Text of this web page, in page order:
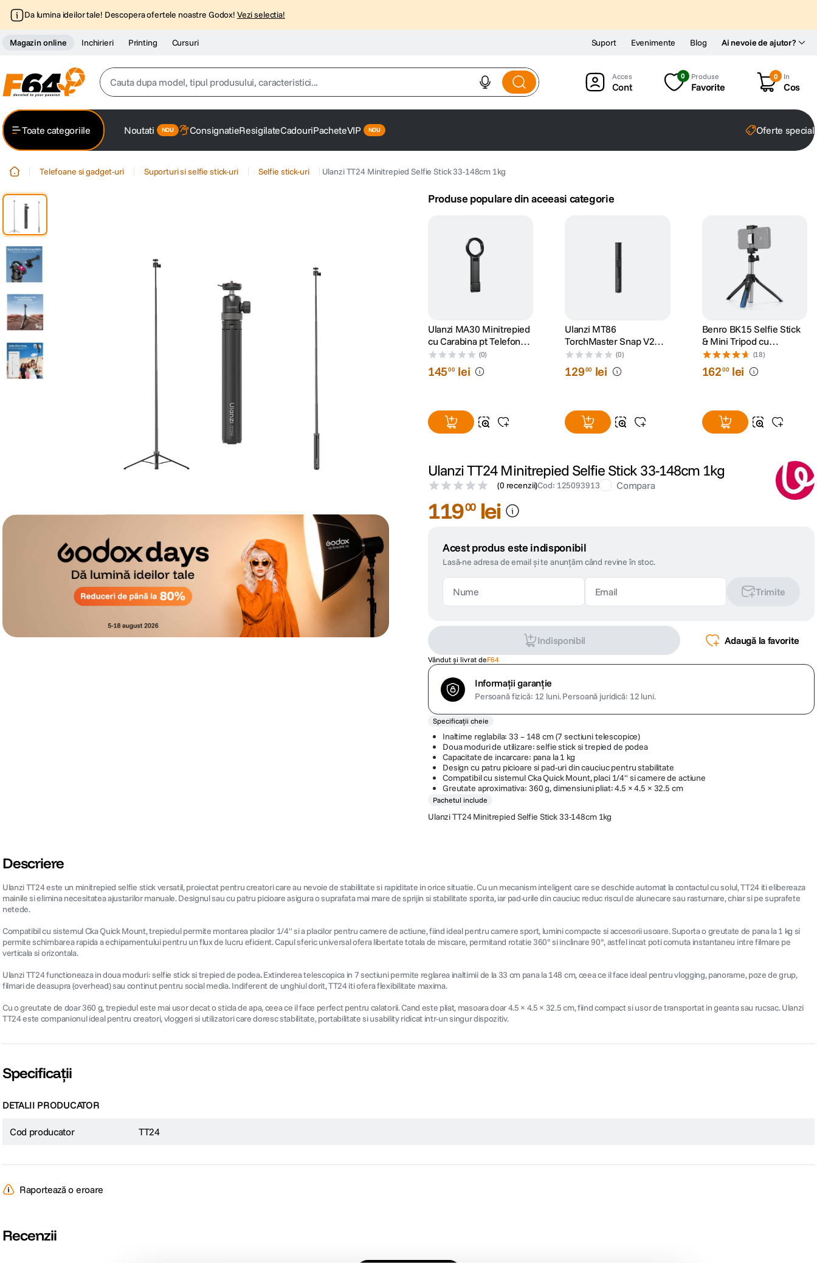
Da lumina ideilor tale! Descopera ofertele noastre Godox! Vezi selectia!
Magazin online Inchirieri Printing Cursuri Ai nevoie de ajutor?
Suport Evenimente Blog
Cauta dupa model, tipul produsului, caracteristici...
trepied
canon sx740 hs
lavaliera
Cont
0 Produse
Favorite
0 In
Cos
Toate categoriile Noutati ConsignatieResigilateCadouriPacheteVIP Oferte
Telefoane si gadget-uri Suporturi si selfie stick-uri Selfie stick-uri Ulanzi TT24 Minitrepied Selfie Stick 33-148cm 1kg
Produse populare din aceeasi categorie
Ulanzi MA30 Minitrepied
cu Carabina pt Telefon
M030
(0)
14500 lei
Ulanzi MT86
TorchMaster Snap V2
Minitrepied Selfie Stick
cu Suport Telefon Negru
(0)
12900 lei
Benro BK15 Selfie Stick
& Mini Tripod cu
Telecomanda Bluetooth
(18)
16200 lei
Ulanzi TT24 Minitrepied Selfie Stick 33-148cm 1kg
(0 recenzii)Cod: 125093913 Compara
11900 lei
Acest produs este indisponibil
Lasă-ne adresa de email și te anunțăm când revine în stoc.
Trimite
Indisponibil Adaugă la favorite
Vândut și livrat deF64
Informații garanție
Persoană fizică: 12 luni.Persoană juridică: 12 luni.
Specificații cheie
Inaltime reglabila: 33 – 148 cm (7 sectiuni telescopice)
Doua moduri de utilizare: selfie stick si trepied de podea
Capacitate de incarcare: pana la 1 kg
Design cu patru picioare si pad-uri din cauciuc pentru stabilitate
Compatibil cu sistemul Cka Quick Mount, placi 1/4" si camere de actiune
Greutate aproximativa: 360 g, dimensiuni pliat: 4.5 × 4.5 × 32.5 cm
Pachetul include
Ulanzi TT24 Minitrepied Selfie Stick 33-148cm 1kg
Descriere
Ulanzi TT24 este un minitrepied selfie stick versatil, proiectat pentru creatori care au nevoie de stabilitate si rapiditate in orice situatie. Cu un mecanism inteligent care se deschide automat la contactul cu solul, TT24 iti elibereaza
mainile si elimina necesitatea ajustarilor manuale. Designul sau cu patru picioare asigura o suprafata mai mare de sprijin si stabilitate sporita, iar pad-urile din cauciuc reduc riscul de alunecare sau rasturnare, chiar si pe suprafete
netede.
Compatibil cu sistemul Cka Quick Mount, trepiedul permite montarea placilor 1/4" si a placilor pentru camere de actiune, fiind ideal pentru camere sport, lumini compacte si accesorii usoare. Suporta o greutate de pana la 1 kg si
permite schimbarea rapida a echipamentului pentru un flux de lucru eficient. Capul sferic universal ofera libertate totala de miscare, permitand rotatie 360° si inclinare 90°, astfel incat poti comuta instantaneu intre filmare pe
verticala si orizontala.
Ulanzi TT24 functioneaza in doua moduri: selfie stick si trepied de podea.Extinderea telescopica in 7 sectiuni permite reglarea inaltimii de la 33 cm pana la 148 cm, ceea ce il face ideal pentru vlogging, panorame, poze de grup,
filmari de deasupra (overhead) sau continut pentru social media. Indiferent de unghiul dorit, TT24 iti ofera flexibilitate maxima.
Cu o greutate de doar 360 g, trepiedul este mai usor decat o sticla de apa, ceea ce il face perfect pentru calatorii. Cand este pliat, masoara doar 4.5 × 4.5 × 32.5 cm, fiind compact si usor de transportat in geanta sau rucsac. Ulanzi
TT24 este companionul ideal pentru creatori, vloggeri si utilizatori care doresc stabilitate, portabilitate si usability ridicat intr-un singur dispozitiv.
Specificații
DETALII PRODUCATOR
Cod producator TT24
Raportează o eroare
Recenzii